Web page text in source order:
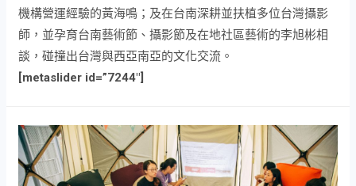
機構營運經驗的黃海鳴；及在台南深耕並扶植多位台灣攝影
師，並孕育台南藝術節、攝影節及在地社區藝術的李旭彬相
談，碰撞出台灣與西亞南亞的文化交流。
[metaslider id=”7244″]